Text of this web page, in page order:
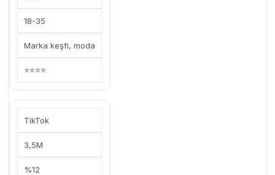
18-35
Marka keşfi, moda
⭐⭐⭐⭐
TikTok
3,5M
%12